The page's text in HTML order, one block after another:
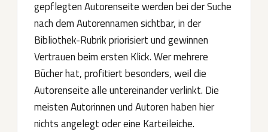
gepflegten Autorenseite werden bei der Suche
nach dem Autorennamen sichtbar, in der
Bibliothek-Rubrik priorisiert und gewinnen
Vertrauen beim ersten Klick. Wer mehrere
Bücher hat, profitiert besonders, weil die
Autorenseite alle untereinander verlinkt. Die
meisten Autorinnen und Autoren haben hier
nichts angelegt oder eine Karteileiche.